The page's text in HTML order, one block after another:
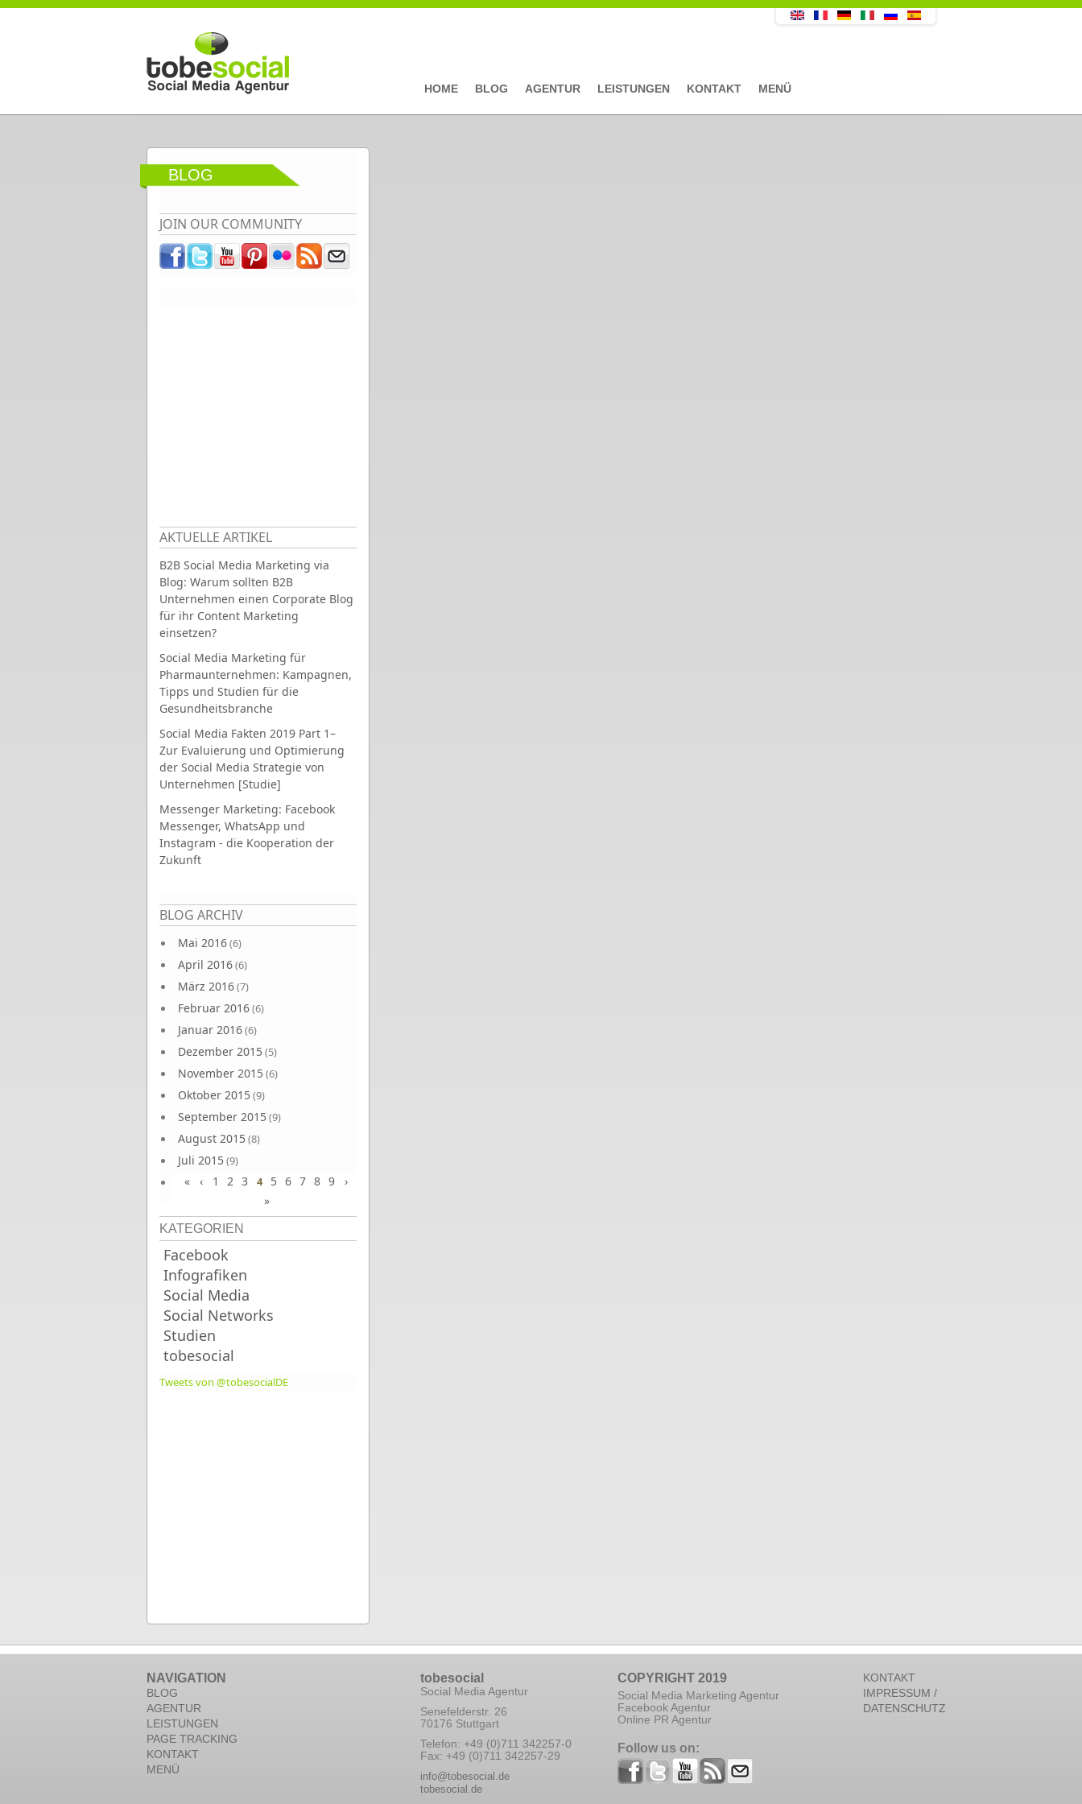
Direkt zum Inhalt
HOME BLOG AGENTUR LEISTUNGEN KONTAKT MENÜ
BLOG
JOIN OUR COMMUNITY
AKTUELLE ARTIKEL
B2B Social Media Marketing via
Blog: Warum sollten B2B
Unternehmen einen Corporate Blog
für ihr Content Marketing
einsetzen?
Social Media Marketing für
Pharmaunternehmen: Kampagnen,
Tipps und Studien für die
Gesundheitsbranche
Social Media Fakten 2019 Part 1–
Zur Evaluierung und Optimierung
der Social Media Strategie von
Unternehmen [Studie]
Messenger Marketing: Facebook
Messenger, WhatsApp und
Instagram - die Kooperation der
Zukunft
BLOG ARCHIV
Mai 2016(6)
April 2016(6)
März 2016(7)
Februar 2016(6)
Januar 2016(6)
Dezember 2015(5)
November 2015(6)
Oktober 2015(9)
September 2015(9)
August 2015(8)
Juli 2015(9)
Juni 2015(9)
Seiten
« ‹ 1 2 3 4 5 6 7 8 9
›
»
KATEGORIEN
Facebook
Infografiken
Social Media
Social Networks
Studien
tobesocial
Tweets von @tobesocialDE
NAVIGATION
BLOG
AGENTUR
LEISTUNGEN
PAGE TRACKING
KONTAKT
MENÜ
tobesocial
Social Media Agentur
Senefelderstr. 26
70176 Stuttgart
Telefon: +49 (0)711 342257-0
Fax: +49 (0)711 342257-29
info@tobesocial.de
tobesocial.de
COPYRIGHT 2019
Social Media Marketing Agentur
Facebook Agentur
Online PR Agentur
Follow us on:
KONTAKT
IMPRESSUM /
DATENSCHUTZ